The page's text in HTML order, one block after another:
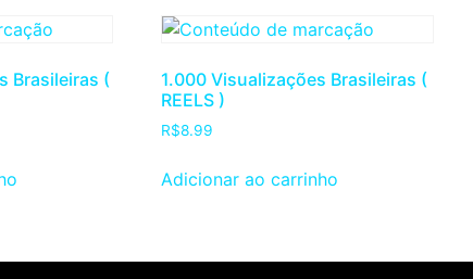
Brasileiras (
1.000 Visualizações Brasileiras (
REELS )
R$8.99
Adicionar ao carrinho